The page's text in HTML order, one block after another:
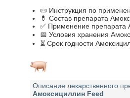
📜 Инструкция по
💊 Состав препарата
✅ Применение препарата
📅 Условия хранения
⏳ Срок годности
Описание лекарственного
Амоксициллин Feed